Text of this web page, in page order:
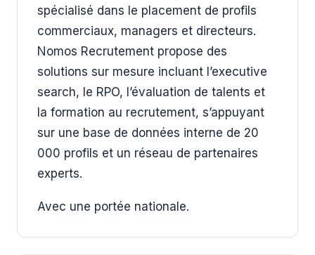
spécialisé dans le placement de profils
commerciaux, managers et directeurs.
Nomos Recrutement propose des
solutions sur mesure incluant l’executive
search, le RPO, l’évaluation de talents et
la formation au recrutement, s’appuyant
sur une base de données interne de 20
000 profils et un réseau de partenaires
experts.
Avec une portée nationale.